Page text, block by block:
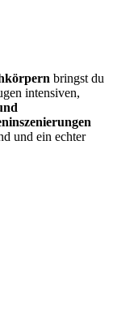
bringst du
intensiven,
und ein echter